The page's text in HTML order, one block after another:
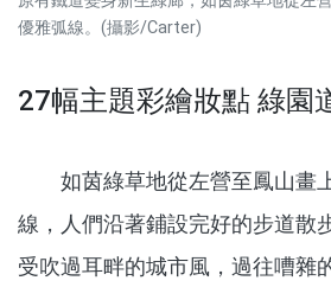
優雅弧線。(攝影/Carter)
27幅主題彩繪妝點 綠園
如茵綠草地從左營至鳳山畫
線，人們沿著鋪設完好的步道散
受吹過耳畔的城市風，過往嘈雜